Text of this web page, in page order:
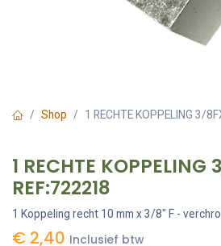
Shop 1 RECHTE KOPPELING 3/
1 RECHTE
REF:722218
1 Koppeling recht 10 mm x 3/8" F -
€ 2,40 Inclusief btw